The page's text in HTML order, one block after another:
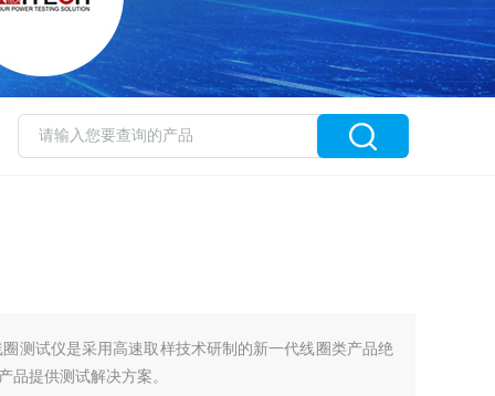
测试仪是采用高速取样技术研制的新一代线圈类产品绝
品提供测试解决方案。